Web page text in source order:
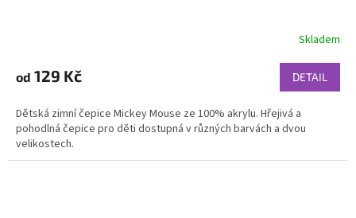
Skladem
od 129 Kč DETAIL
Dětská zimní čepice Mickey Mouse ze 100% akrylu. Hřejivá a
pohodlná čepice pro děti dostupná v různých barvách a dvou
velikostech.